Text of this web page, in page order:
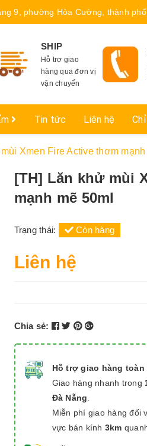
9, phường Hòa Cường, thành
SHIP
Hỗ trợ giao
hàng qua đơn vị
vận chuyển
Tin tức Liên hệ
Xmen Fire Active thơm mạnh
[TH] Lăn khử mùi
mạnh mẽ 50ml
Trạng thái: Còn hàng
Liên hệ
Chia sẻ:
Hỗ trợ giao hàng toàn
Giao hàng nhanh trong
Đà Nẵng
Miễn phí giao hàng đối
vực bán kính 3km